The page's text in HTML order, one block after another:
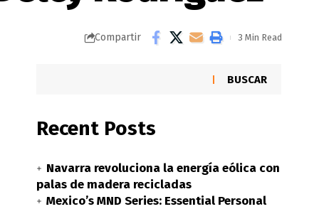
Compartir 3 Min Read
BUSCAR
Recent Posts
Navarra revoluciona la energía eólica con
palas de madera recicladas
Mexico’s MND Series: Essential Personal